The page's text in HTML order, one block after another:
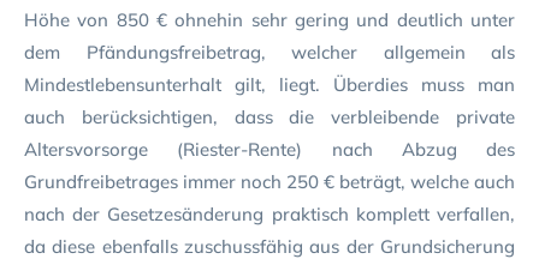
Höhe von 850 € ohnehin sehr gering und deutlich unter
dem Pfändungsfreibetrag, welcher allgemein als
Mindestlebensunterhalt gilt, liegt. Überdies muss man
auch berücksichtigen, dass die verbleibende private
Altersvorsorge (Riester-Rente) nach Abzug des
Grundfreibetrages immer noch 250 € beträgt, welche auch
nach der Gesetzesänderung praktisch komplett verfallen,
da diese ebenfalls zuschussfähig aus der Grundsicherung